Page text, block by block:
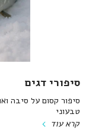
סיפורי דגים
סיפור קסום על סיבה
טבעוני
קרא עוד